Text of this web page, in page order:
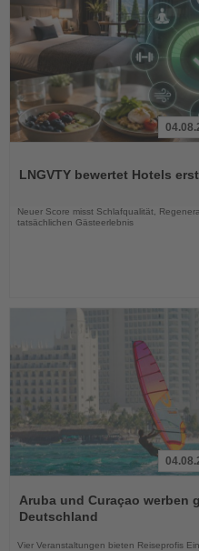
dieLNGVTY bewertet Hotels
Neuer Score misst Schlafqualität,
tatsächlichen Gästeerlebnis
Sie
die
Aruba und Curaçao werben
Deutschland
Vier Veranstaltungen bieten Reiseprofis